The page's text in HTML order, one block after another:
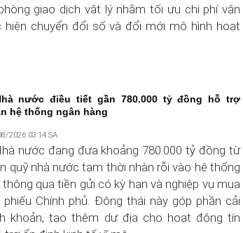
giao dịch vật lý nhằm tối ưu chi phí vận
hiện chuyển đổi số và đổi mới mô hình hoạt
nước điều tiết gần 780.000 tỷ đồng hỗ trợ
hệ thống ngân hàng
2026 03:14 SA
nước đang đưa khoảng 780.000 tỷ đồng từ
quỹ nhà nước tạm thời nhàn rỗi vào hệ thống
thông qua tiền gửi có kỳ hạn và nghiệp vụ mua
phiếu Chính phủ. Động thái này góp phần cải
khoản, tạo thêm dư địa cho hoạt động tín